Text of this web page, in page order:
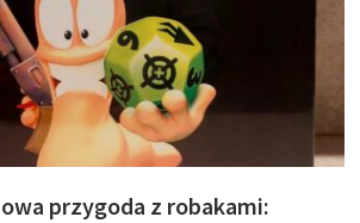
przygoda z robakami: